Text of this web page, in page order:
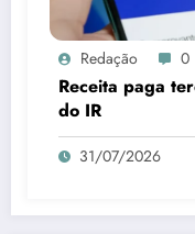
Redação 0
Receita paga
do IR
31/07/2026